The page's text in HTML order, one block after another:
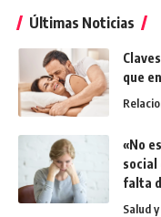
Últimas Noticias
que
«No
social
falta
Salud